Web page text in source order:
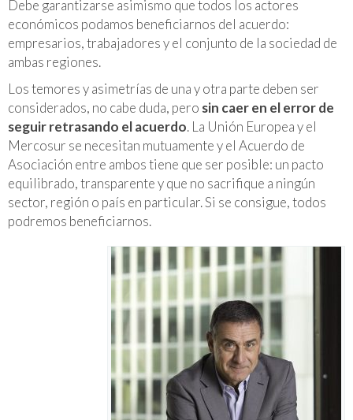
Debe garantizarse asimismo que todos los actores
económicos podamos beneficiarnos del acuerdo:
empresarios, trabajadores y el conjunto de la sociedad de
ambas regiones.
Los temores y asimetrías de una y otra parte deben ser
considerados, no cabe duda, pero sin caer en el error de
seguir retrasando el acuerdo. La Unión Europea y el
Mercosur se necesitan mutuamente y el Acuerdo de
Asociación entre ambos tiene que ser posible: un pacto
equilibrado, transparente y que no sacrifique a ningún
sector, región o país en particular. Si se consigue, todos
podremos beneficiarnos.